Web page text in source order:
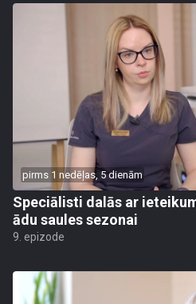
pirms 1 nedēļas, 5 dienām
Speciālisti dalās ar
ādu saules sezonai
9. epizode